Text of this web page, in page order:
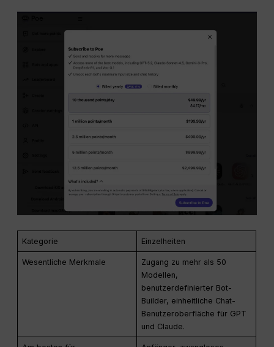
Kategorie Einzelheiten
Wesentliche Merkmale
Zugang zu mehr als 50
Modellen,
benutzerdefinierter Bot-
Builder, einheitliche Chat-
Benutzeroberfläche für GPT
und Claude.